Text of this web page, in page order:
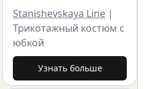
Stanishevskaya Line |
Трикотажный костюм с
юбкой
Узнать больше